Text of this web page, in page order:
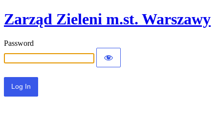
Zarząd Zieleni m.st. Warszawy
Password